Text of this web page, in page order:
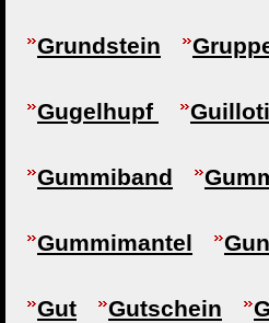
Grundstein
Gugelhupf
Gummiband
Gummimantel
Gut Gutschein